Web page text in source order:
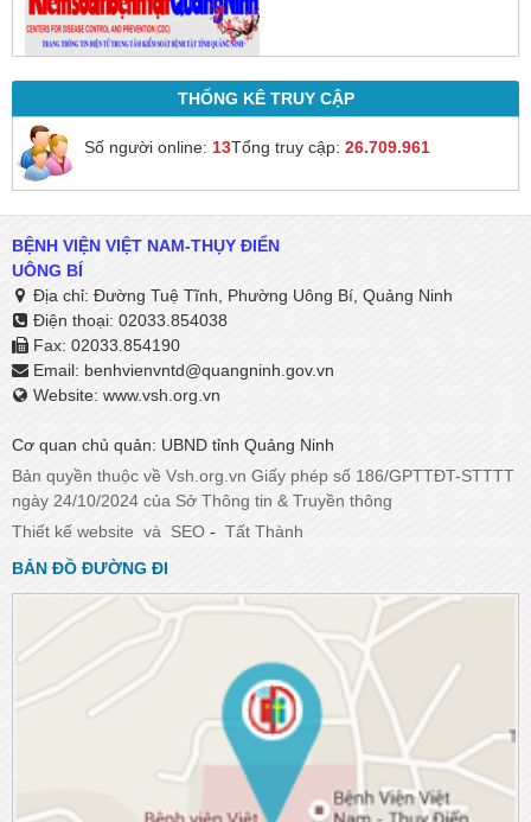
THỐNG KÊ TRUY CẬP
Số người online: 13Tổng truy cập: 26.709.961
BỆNH VIỆN VIỆT NAM-THỤY ĐIỂN
UÔNG BÍ
Địa chỉ: Đường Tuệ Tĩnh, Phường Uông Bí, Quảng Ninh
Điện thoại: 02033.854038
Fax: 02033.854190
Email: benhvienvntd@quangninh.gov.vn​​​​​​​
Website: www.vsh.org.vn
Cơ quan chủ quản: UBND tỉnh Quảng Ninh
Bản quyền thuộc về Vsh.org.vn Giấy phép số 186/GPTTĐT-STTTT
ngày 24/10/2024 của Sở Thông tin & Truyền thông
Thiết kế website và SEO - Tất Thành
BẢN ĐỒ ĐƯỜNG ĐI